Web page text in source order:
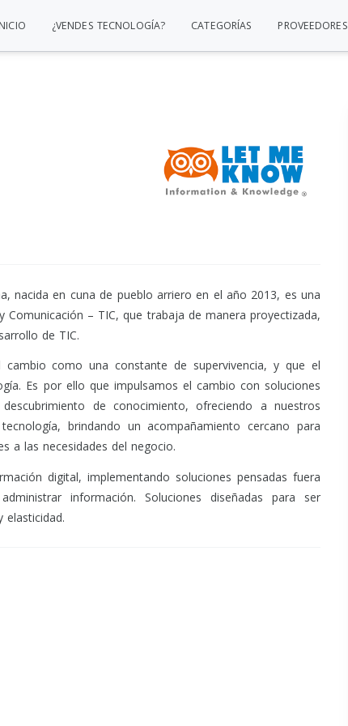
¿VENDES TECNOLOGÍA? CATEGORÍAS PROVEEDORES
nacida en cuna de pueblo arriero en el año 2013, es una
– TIC, que trabaja de manera proyectizada,
de TIC.
cambio como una constante de supervivencia, y que el
Es por ello que impulsamos el cambio con soluciones
de conocimiento, ofreciendo a nuestros
brindando un acompañamiento cercano para
a las necesidades del negocio.
digital, implementando soluciones pensadas fuera
información. Soluciones diseñadas para ser
elasticidad.